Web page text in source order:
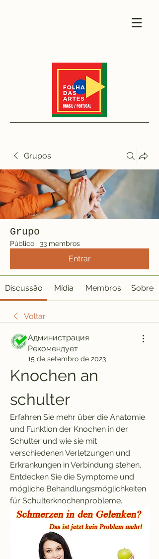
Grupos
Grupo
Público · 33 membros
Entrar
Discussão Mídia Membros Sobre
Voltar
Администрация
Рекомендует
15 de setembro de 2023
Knochen an
schulter
Erfahren Sie mehr über die Anatomie
und Funktion der Knochen in der
Schulter und wie sie mit
verschiedenen Verletzungen und
Erkrankungen in Verbindung stehen.
Entdecken Sie die Symptome und
mögliche Behandlungsmöglichkeiten
für Schulterknochenprobleme.